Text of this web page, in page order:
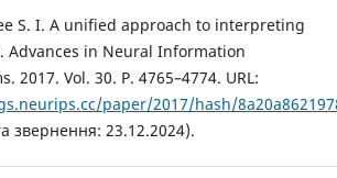
S. I. A unified approach to interpreting
Advances in Neural Information
2017. Vol. 30. P. 4765–4774. URL:
paper/2017/hash/
звернення: 23.12.2024).